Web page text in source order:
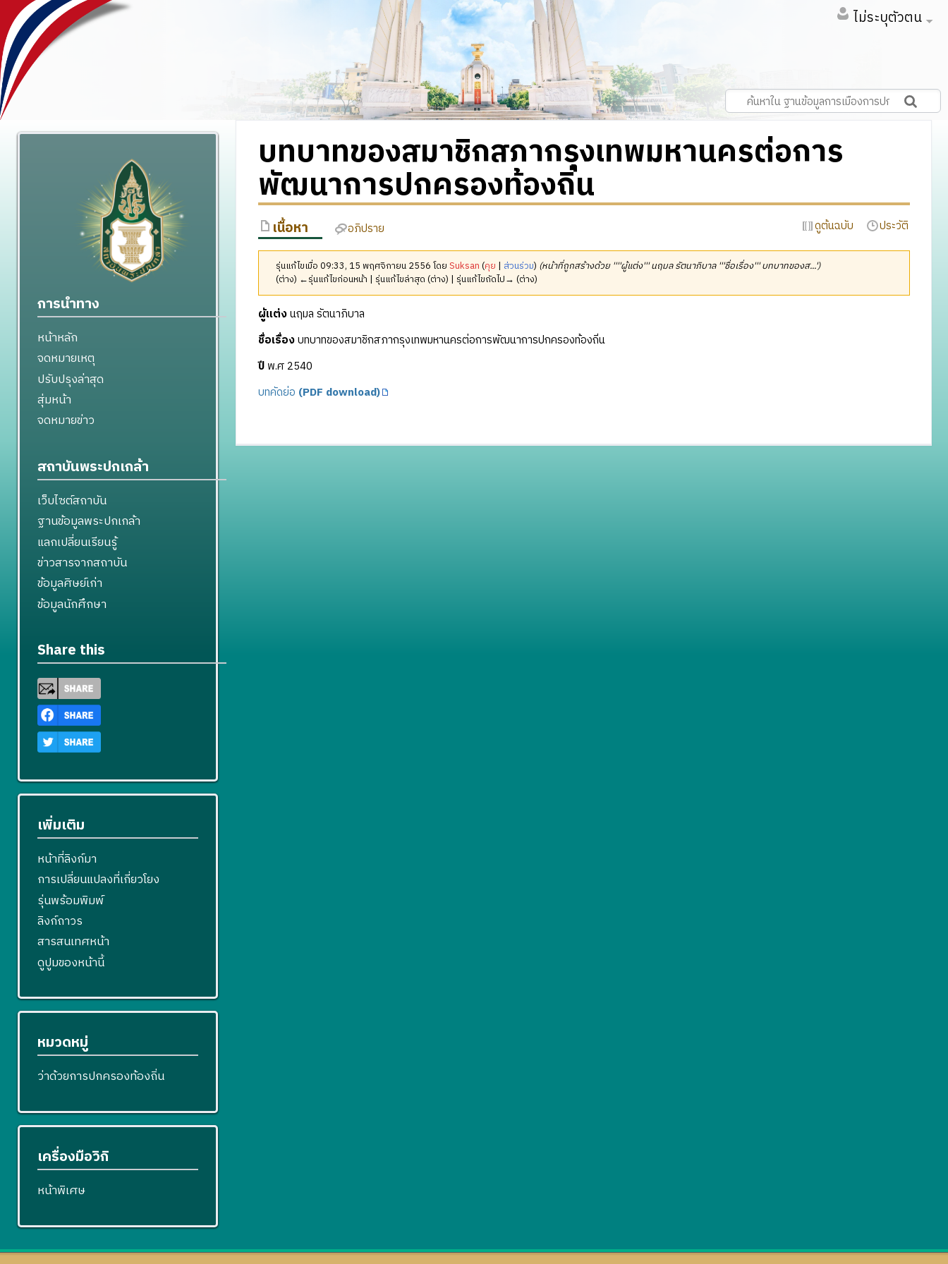
ไม่ระบุตัวตน
บทบาทของสมาชิกสภากรุงเทพมหานครต่อการ
พัฒนาการปกครองท้องถิ่น
เนื้อหา อภิปราย ดูต้นฉบับ ประวัติ
รุ่นแก้ไขเมื่อ 09:33, 15 พฤศจิกายน 2556 โดยSuksan (คุย | ส่วนร่วม) (หน้าที่ถูกสร้างด้วย ''''ผู้แต่ง''' นฤมล รัตนาภิบาล '''ชื่อเรื่อง''' บทบาทของส...')
(ต่าง) ←รุ่นแก้ไขก่อนหน้า | รุ่นแก้ไขล่าสุด (ต่าง) | รุ่นแก้ไขถัดไป→ (ต่าง)
ผู้แต่งนฤมล รัตนาภิบาล
ชื่อเรื่องบทบาทของสมาชิกสภากรุงเทพมหานครต่อการพัฒนาการปกครองท้องถิ่น
ปีพ.ศ 2540
บทคัดย่อ (PDF download)
การนำทาง
หน้าหลัก
จดหมายเหตุ
ปรับปรุงล่าสุด
สุ่มหน้า
จดหมายข่าว
สถาบันพระปกเกล้า
เว็บไซต์สถาบัน
ฐานข้อมูลพระปกเกล้า
แลกเปลี่ยนเรียนรู้
ข่าวสารจากสถาบัน
ข้อมูลศิษย์เก่า
ข้อมูลนักศึกษา
Share this
เพิ่มเติม
หน้าที่ลิงก์มา
การเปลี่ยนแปลงที่เกี่ยวโยง
รุ่นพร้อมพิมพ์
ลิงก์ถาวร
สารสนเทศหน้า
ดูปูมของหน้านี้
หมวดหมู่
ว่าด้วยการปกครองท้องถิ่น
เครื่องมือวิกิ
หน้าพิเศษ